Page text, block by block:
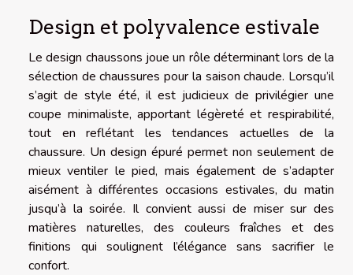
Design et polyvalence estivale
Le design chaussons joue un rôle déterminant lors de la
sélection de chaussures pour la saison chaude. Lorsqu’il
s’agit de style été, il est judicieux de privilégier une
coupe minimaliste, apportant légèreté et respirabilité,
tout en reflétant les tendances actuelles de la
chaussure. Un design épuré permet non seulement de
mieux ventiler le pied, mais également de s’adapter
aisément à différentes occasions estivales, du matin
jusqu’à la soirée. Il convient aussi de miser sur des
matières naturelles, des couleurs fraîches et des
finitions qui soulignent l’élégance sans sacrifier le
confort.